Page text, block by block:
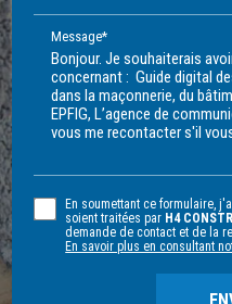
Message*
En soumettant ce formulaire,
soient traitées par H4
demande de contact et de la
En savoir plus en consultant